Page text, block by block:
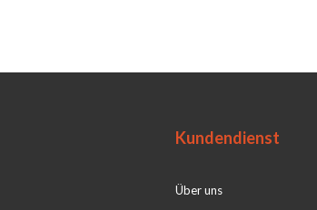
Kundendienst
Über uns